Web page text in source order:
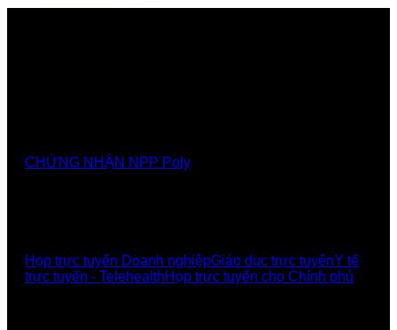
CHỨNG NHẬN NPP Poly
Họp trực tuyến Doanh nghiệpGiáo dục trực tuyếnY tế
trực tuyến - TelehealthHọp trực tuyến cho Chính phủ